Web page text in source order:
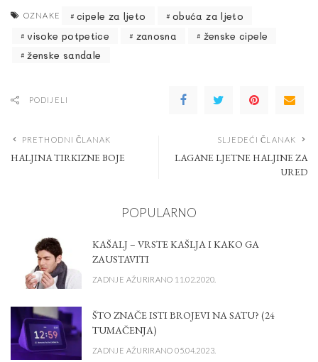
OZNAKE cipele za ljeto
obuća za ljeto
visoke potpetice
zanosna
ženske cipele
ženske sandale
PODIJELI
PRETHODNI ČLANAK
HALJINA TIRKIZNE BOJE
SLJEDEĆI ČLANAK
LAGANE LJETNE HALJINE ZA
URED
POPULARNO
KAŠALJ – VRSTE KAŠLJA I KAKO GA
ZAUSTAVITI
ZADNJE AŽURIRANO 11.02.2020.
ŠTO ZNAČE ISTI BROJEVI NA SATU? (24
TUMAČENJA)
ZADNJE AŽURIRANO 05.04.2023.